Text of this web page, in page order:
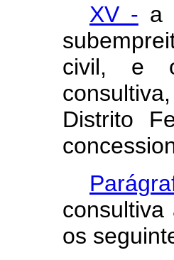
XV - a
civil, e
Distrito
os